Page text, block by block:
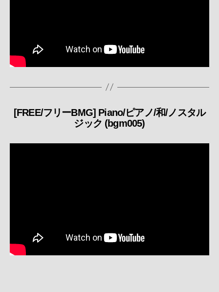
カ
テ
リ
[FREE/フリーBMG] Piano/ピアノ/和/ノスタル
ジック (bgm005)